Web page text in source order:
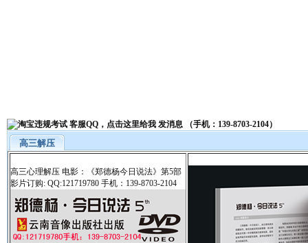
高三解压
高三心理解压 电影：《郑德杨今日说法》第5部
影片订购: QQ:121719780 手机：139-8703-2104